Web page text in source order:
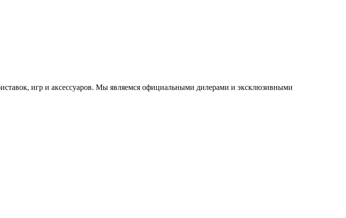
игр и аксессуаров. Мы являемся официальными дилерами и эксклюзивными